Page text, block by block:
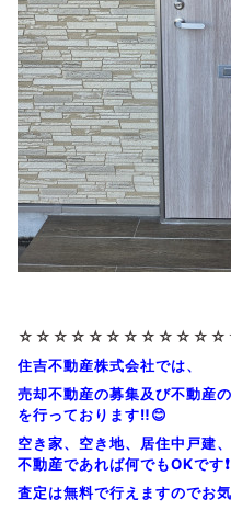
☆☆☆☆☆☆☆☆
住吉不動産株式会社では、
売却不動産の募集及び不動産
を行っております‼️😊
空き家、空き地、居住中戸建
不動産であれば何でもOKです❗
査定は無料で行えますのでお